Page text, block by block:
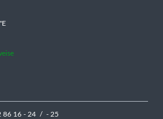
86 16 - 24 / - 25